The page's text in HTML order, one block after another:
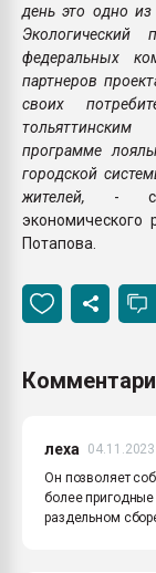
день это одно
Экологический
федеральных
партнеров
своих
программе
городской
жителей, -
экономического
Потапова.
леха
04.11.2023
Он позволяет
более
раздельном